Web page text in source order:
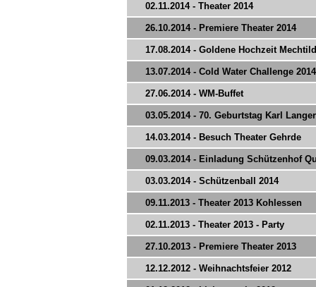
02.11.2014 - Theater 2014
26.10.2014 - Premiere Theater 2014
17.08.2014 - Goldene Hochzeit
13.07.2014 - Cold Water Challenge 2014
27.06.2014 - WM-Buffet
03.05.2014 - 70. Geburtstag Karl Langer
14.03.2014 - Besuch Theater Gehrde
09.03.2014 - Einladung Schützenhof
03.03.2014 - Schützenball 2014
09.11.2013 - Theater 2013 Kohlessen
02.11.2013 - Theater 2013 - Party
27.10.2013 - Premiere Theater 2013
12.12.2012 - Weihnachtsfeier 2012